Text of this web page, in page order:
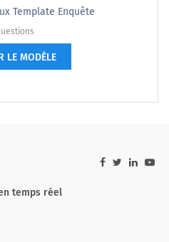
Template Enquête
LE MODÈLE
temps réel